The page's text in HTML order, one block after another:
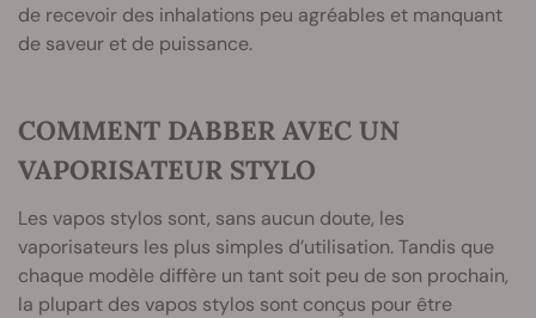
de recevoir des inhalations peu agréables et manquant
de saveur et de puissance.
COMMENT DABBER AVEC UN
VAPORISATEUR STYLO
Les vapos stylos sont, sans aucun doute, les
vaporisateurs les plus simples d’utilisation. Tandis que
chaque modèle diffère un tant soit peu de son prochain,
la plupart des vapos stylos sont conçus pour être